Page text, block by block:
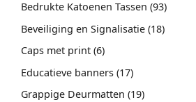
Bedrukte Katoenen Tassen 9393
Beveiliging en Signalisatie 1818
Caps met print 66
Educatieve banners 1717
producten
Grappige Deurmatten 1919